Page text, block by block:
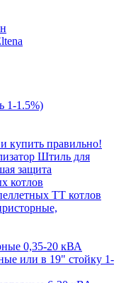
1-1.5%)
купить правильно!
Штиль для
защита
котлов
ТТ котлов
0,35-20 кВА
или в 19" стойку 1-